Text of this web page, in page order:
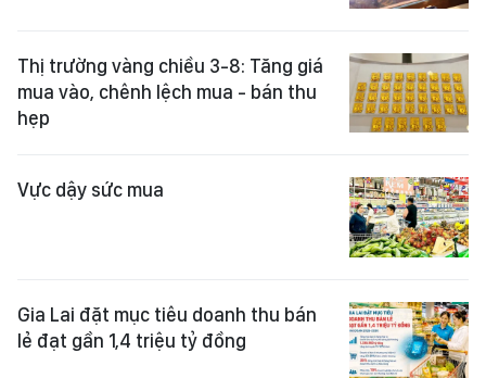
Thị trường vàng chiều 3-8: Tăng giá
mua vào, chênh lệch mua - bán thu
hẹp
Vực dậy sức mua
Gia Lai đặt mục tiêu doanh thu bán
lẻ đạt gần 1,4 triệu tỷ đồng